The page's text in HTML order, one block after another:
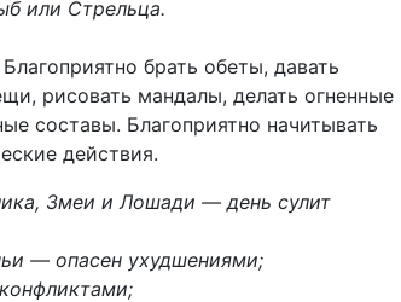
или Стрельца.
Благоприятно брать обеты, давать
рисовать мандалы, делать огненные
составы. Благоприятно начитывать
действия.
Змеи и Лошади — день сулит
— опасен ухудшениями;